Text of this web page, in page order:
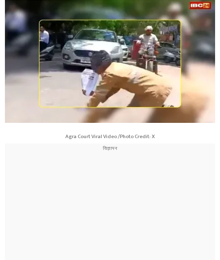
Agra Court Viral Video /Photo Credit: X